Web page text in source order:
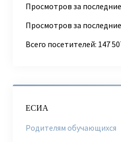
Просмотров за
Просмотров за
Всего посетителей: 147
ЕСИА
Родителям обучающихся